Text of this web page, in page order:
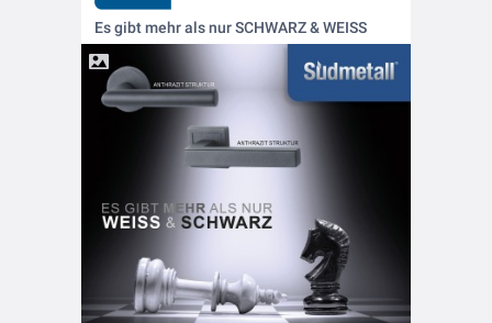
Es gibt mehr als nur SCHWARZ & WEISS